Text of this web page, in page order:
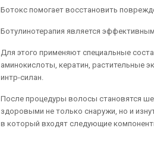
Ботокс помогает восстановить
Ботулинотерапия является
Для этого применяют специальные
аминокислоты, кератин, растительные
интр-силан.
После процедуры волосы становятся
здоровыми не только снаружи, но и
в который входят следующие